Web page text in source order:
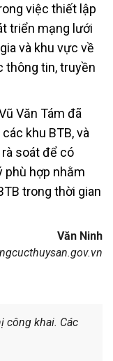
việc thiết lập
triển mạng lưới
và khu vực về
thông tin, truyền
Văn Tám đã
khu BTB, và
rà soát để có
phù hợp nhằm
trong thời gian
Văn Ninh
công khai. Các